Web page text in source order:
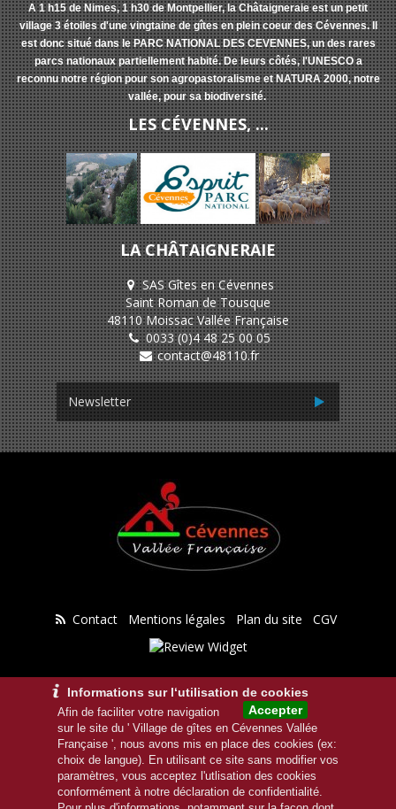
Informations sur l‘utilisation de cookies
Accepter
Afin de faciliter votre navigation
sur le site du ' Village de gîtes en Cévennes Vallée
Française ', nous avons mis en place des cookies (ex:
choix de langue). En utilisant ce site sans modifier vos
paramètres, vous acceptez l'utlisation des cookies
conformément à notre déclaration de confidentialité.
A 1 h15 de Nimes, 1 h30 de Montpellier, la Châtaigneraie est un petit
village 3 étoiles d'une vingtaine de gîtes en plein coeur des Cévennes. Il
est donc situé dans le PARC NATIONAL DES CEVENNES, un des rares
parcs nationaux partiellement habité. De leurs côtés, l'UNESCO a
reconnu notre région pour son agropastoralisme et NATURA 2000, notre
vallée, pour sa biodiversité.
LES CÉVENNES, ...
LA CHÂTAIGNERAIE
SAS Gîtes en Cévennes
Saint Roman de Tousque
48110 Moissac Vallée Française
0033 (0)4 48 25 00 05
contact@48110.fr
Contact Mentions légales Plan du site CGV
Copyright 2026 : SAS Gîtes en Cévennes